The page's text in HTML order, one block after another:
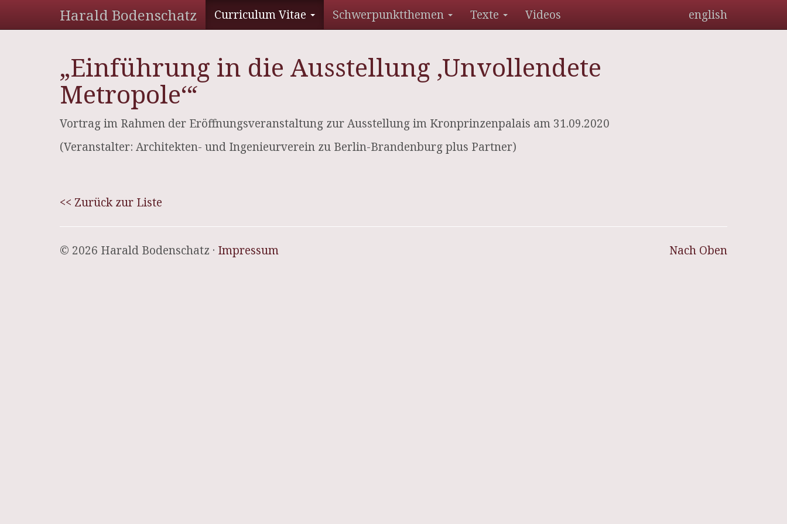
Harald Bodenschatz Curriculum Vitae Schwerpunktthemen Texte Videos english
„Einführung in die Ausstellung ‚Unvollendete
Metropole‘“
Vortrag im Rahmen der Eröffnungsveranstaltung zur Ausstellung im Kronprinzenpalais am 31.09.2020
(Veranstalter: Architekten- und Ingenieurverein zu Berlin-Brandenburg plus Partner)
<< Zurück zur Liste
Nach Oben
© 2026 Harald Bodenschatz · Impressum